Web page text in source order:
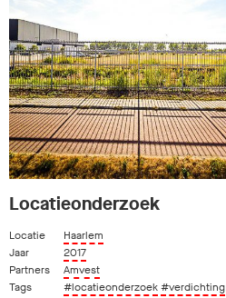
Locatieonderzoek
Locatie
Haarlem
Jaar
2017
Partners
Amvest
Tags
#locatieonderzoek#verdichting